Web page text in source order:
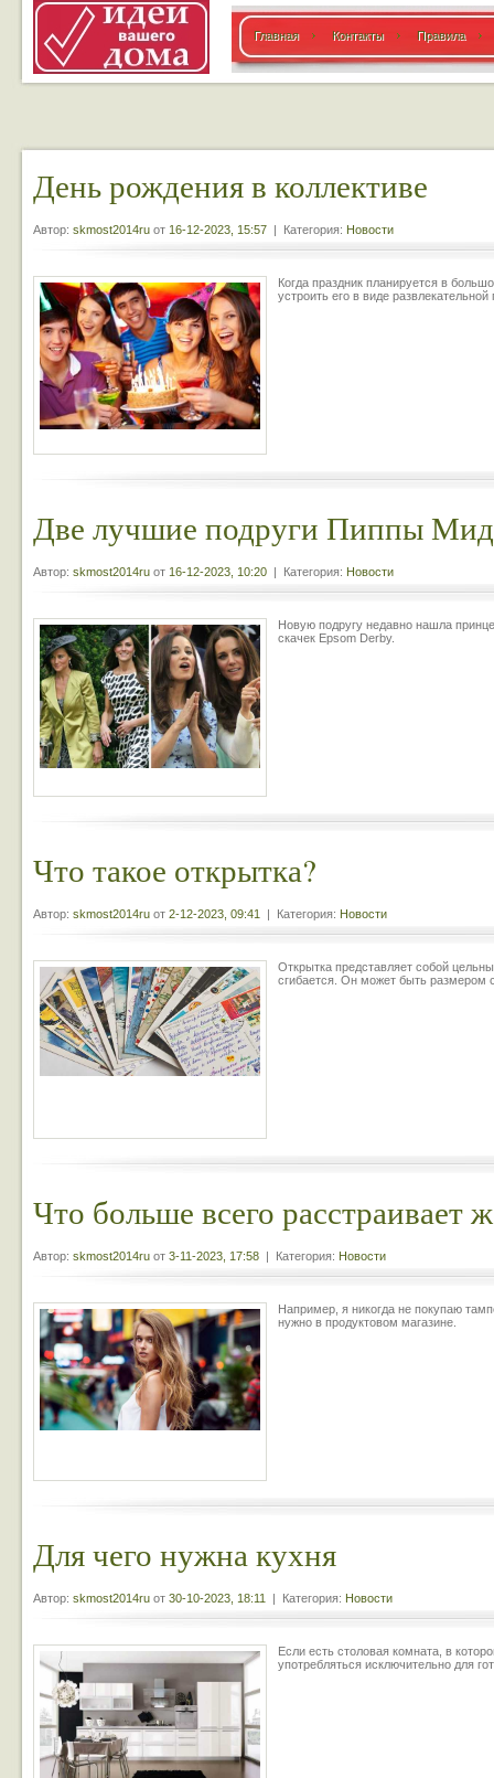
Главная Контакты Правила
День рождения в коллективе
Автор: skmost2014ru от 16-12-2023, 15:57 | Категория: Новости
Когда праздник планируется в
устроить его в виде
Две лучшие подруги Пиппы
Автор: skmost2014ru от 16-12-2023, 10:20 | Категория: Новости
Новую подругу недавно нашла
скачек Epsom Derby.
Что такое открытка?
Автор: skmost2014ru от 2-12-2023, 09:41 | Категория: Новости
Открытка представляет собой
сгибается. Он может быть размером
Что больше всего расстраивает
Автор: skmost2014ru от 3-11-2023, 17:58 | Категория: Новости
Например, я никогда не покупаю
нужно в продуктовом магазине.
Для чего нужна кухня
Автор: skmost2014ru от 30-10-2023, 18:11 | Категория: Новости
Если есть столовая комната, в
употребляться исключительно для